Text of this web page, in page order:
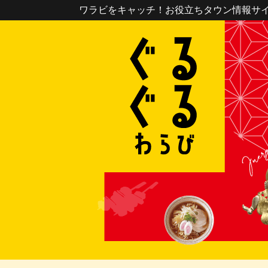
ワラビをキャッチ！お役立ちタウン情報サ